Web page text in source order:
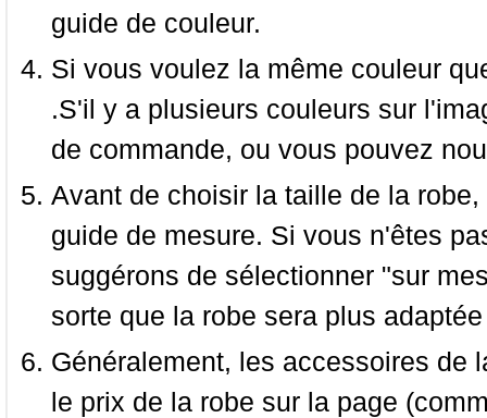
guide de couleur.
Si vous voulez la même couleur
.S'il y a plusieurs couleurs sur
de commande, ou vous pouvez
Avant de choisir la taille de la
guide de mesure. Si vous n'êtes
suggérons de sélectionner "sur
sorte que la robe sera plus
Généralement, les accessoires de
le prix de la robe sur la page